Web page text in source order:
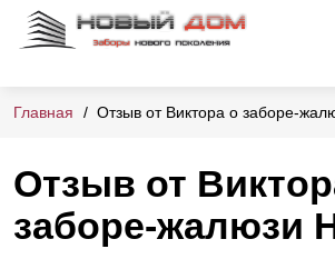
Главная Отзыв от Виктора о заборе-
Отзыв от
заборе-жалюзи